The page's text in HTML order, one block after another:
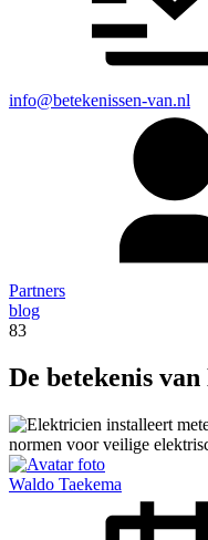
info@betekenissen-van.nl
Partners
blog
83
De betekenis
Waldo Taekema